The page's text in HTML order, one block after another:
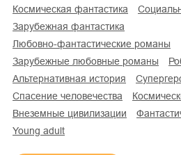
космическая фантастика
зарубежная фантастика
любовно-фантастические романы
зарубежные любовные романы
альтернативная история
спасение человечества
внеземные цивилизации
young adult